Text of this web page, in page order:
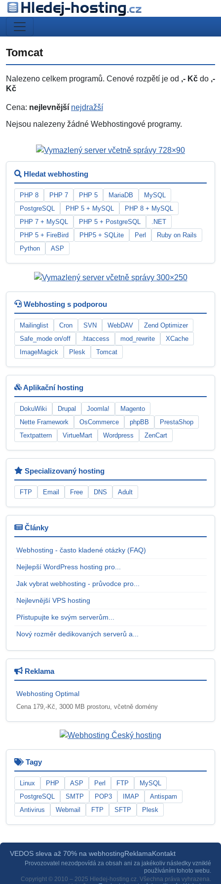
Tomcat
Nalezeno celkem programů. Cenové rozpětí je od ,- Kč do ,-
Kč
Cena: nejlevnější nejdražší
Nejsou nalezeny žádné Webhostingové programy.
Hledat webhosting
PHP 8 PHP 7 PHP 5 MariaDB
MySQL
PostgreSQL
PHP 5 + MySQL
PHP 8 + MySQL
PHP 7 + MySQL
PHP 5 + PostgreSQL
.NET
PHP 5 + FireBird
PHP5 + SQLite Perl
Ruby on Rails
Python
ASP
Webhosting s podporou
Mailinglist Cron SVN WebDAV
Zend Optimizer
Safe_mode on/off
.htaccess mod_rewrite
XCache
ImageMagick
Plesk Tomcat
Aplikační hosting
DokuWiki Drupal Joomla!
Magento
Nette Framework
OsCommerce phpBB
PrestaShop
Textpattern
VirtueMart Wordpress ZenCart
Specializovaný hosting
FTP Email Free DNS Adult
Články
Webhosting - často kladené otázky (FAQ)
Nejlepší WordPress hosting pro...
Jak vybrat webhosting - průvodce pro...
Nejlevnější VPS hosting
Přistupujte ke svým serverům...
Nový rozměr dedikovaných serverů a...
Reklama
Webhosting Optimal
Cena 179,-Kč, 3000 MB prostoru, včetně domény
Tagy
Linux PHP ASP Perl FTP
MySQL
PostgreSQL
SMTP POP3 IMAP
Antispam
Antivirus
Webmail FTP SFTP Plesk
VEDOS sleva až 70% na webhosting ReklamaKontakt
Provozovatel nezodpovídá za obsah ani za jakékoliv následky vzniklé
používáním tohoto webu.
Copyright © 2010 – 2025 Hledej-hosting.cz. Všechna práva vyhrazena.